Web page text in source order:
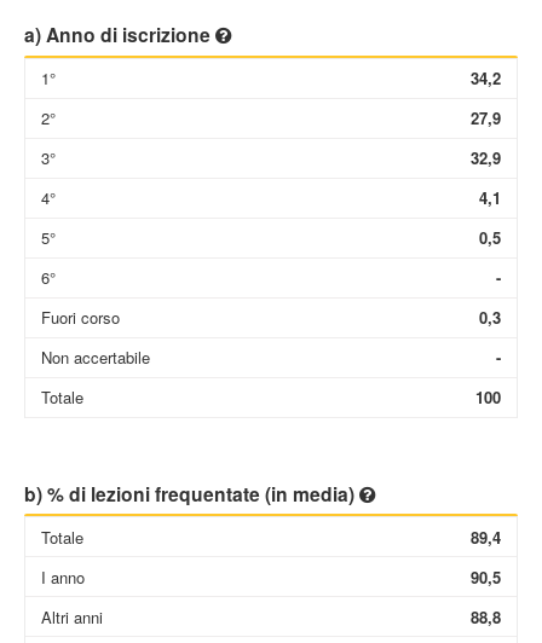
a) Anno di iscrizione
1°
2°
3°
4°
5°
6°
Fuori corso
Non accertabile
Totale
34,2
27,9
32,9
4,1
0,5
-
0,3
-
100
b) % di lezioni frequentate (in media)
Totale
I anno
Altri anni
89,4
90,5
88,8